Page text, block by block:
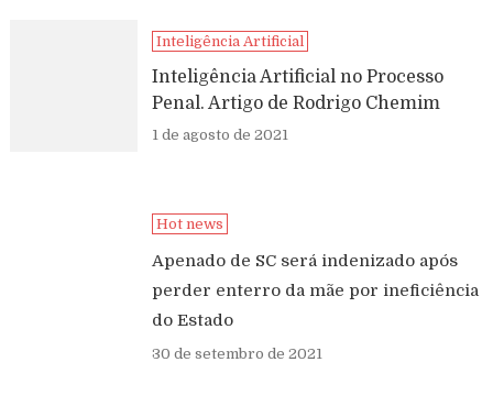
Inteligência Artificial
Inteligência Artificial no Processo
Penal. Artigo de Rodrigo Chemim
1 de agosto de 2021
Hot news
Apenado de SC será indenizado após
perder enterro da mãe por ineficiência
do Estado
30 de setembro de 2021